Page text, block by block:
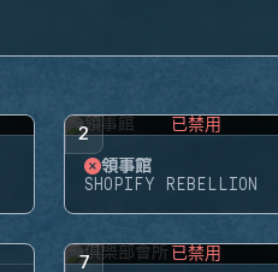
2 已禁用
領事館
SHOPIFY REBELLION
7 已禁用